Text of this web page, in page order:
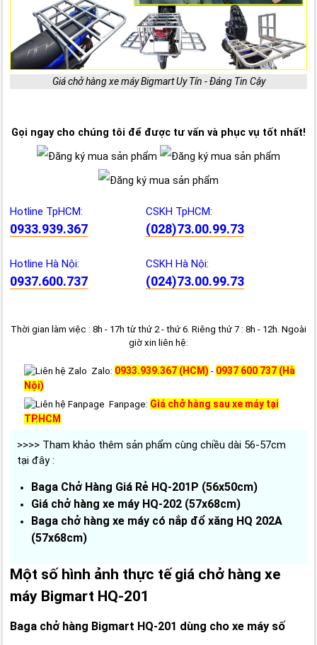
Giá chở hàng xe máy Bigmart Uy Tín - Đáng Tin Cậy
Gọi ngay cho chúng tôi để được tư vấn và phục vụ tốt nhất!
Hotline TpHCM:
0933.939.367
CSKH TpHCM:
(028)73.00.99.73
Hotline Hà Nội:
0937.600.737
CSKH Hà Nội:
(024)73.00.99.73
Thời gian làm việc : 8h - 17h từ thứ 2 - thứ 6. Riêng thứ 7 : 8h - 12h. Ngoài
giờ xin liên hệ:
Zalo: 0933.939.367 (HCM) - 0937 600 737 (Hà
Nội)
Fanpage: Giá chở hàng sau xe máy tại
TP.HCM
>>>> Tham khảo thêm sản phẩm cùng chiều dài 56-57cm
tại đây :
Baga Chở Hàng Giá Rẻ HQ-201P (56x50cm)
Giá chở hàng xe máy HQ-202 (57x68cm)
Baga chở hàng xe máy có nắp đổ xăng HQ 202A
(57x68cm)
Một số hình ảnh thực tế giá chở hàng xe
máy Bigmart HQ-201
Baga chở hàng Bigmart HQ-201 dùng cho xe máy số